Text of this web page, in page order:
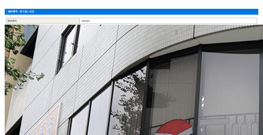
物件番号・取り扱い支店
物件番号 1551421